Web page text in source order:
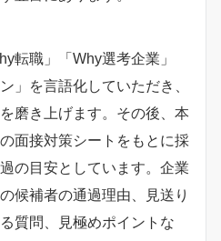
転職」「Why選考企業」
」を言語化していただき、
磨き上げます。その後、本
面接対策シートをもとに採
の目安としています。企業
候補者の通過理由、見送り
質問、見極めポイントな